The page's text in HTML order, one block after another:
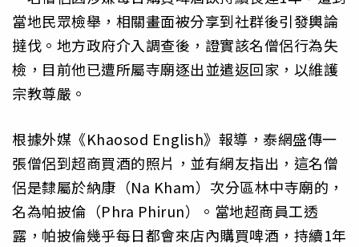
當地民眾檢舉，相關畫面被分享到社群後引發輿論
撻伐。地方政府介入調查後，證實該名僧侶行為失
檢，目前他已遭所屬寺廟逐出並遣返回家，以維護
宗教尊嚴。
根據外媒《Khaosod English》報導，泰網盛傳一
張僧侶到超商買酒的照片，並有網友指出，這名僧
侶是隸屬於納康（Na Kham）次分區林中寺廟的，
名為帕披倫（Phra Phirun）。當地超商員工透
露，帕披倫幾乎每日都會來店內購買啤酒，持續1年